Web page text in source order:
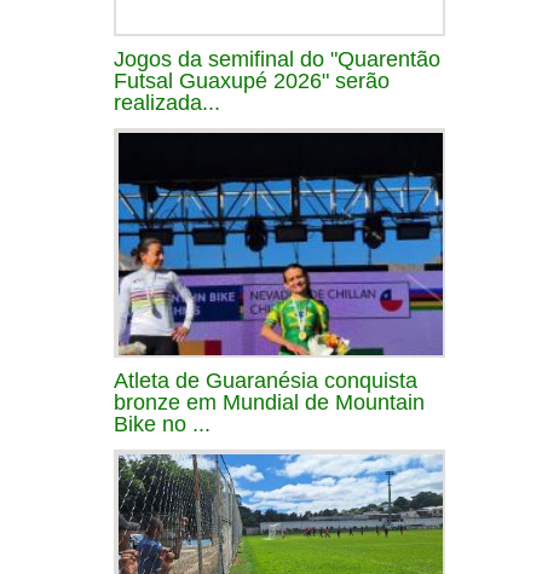
Jogos da semifinal do "Quarentão
Futsal Guaxupé 2026" serão
realizada...
Atleta de Guaranésia conquista
bronze em Mundial de Mountain
Bike no ...